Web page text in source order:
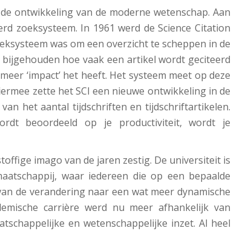
ontwikkeling van de moderne wetenschap. Aan
zoeksysteem. In 1961 werd de Science Citation
was om een overzicht te scheppen in de
hoe vaak een artikel wordt geciteerd
‘impact’ het heeft. Het systeem meet op deze
zette het SCI een nieuwe ontwikkeling in de
het aantal tijdschriften en tijdschriftartikelen.
beoordeeld op je productiviteit, wordt je
imago van de jaren zestig. De universiteit is
waar iedereen die op een bepaalde
de verandering naar een wat meer dynamische
carrière werd nu meer afhankelijk van
en wetenschappelijke inzet. Al heel